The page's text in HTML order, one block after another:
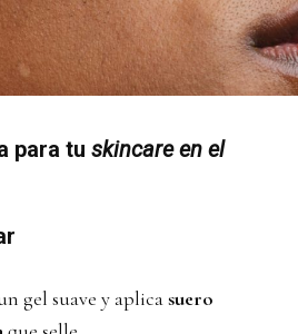
para tu skincare en el
gel suave y aplicasuero